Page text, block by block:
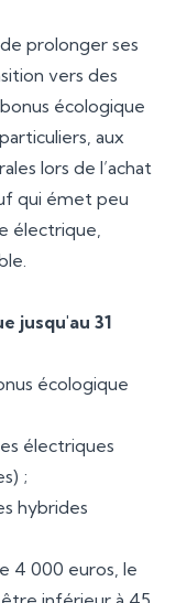
prolonger ses
vers des
écologique
aux
lors de l’achat
qui émet peu
électrique,
jusqu'au 31
écologique
électriques
;
hybrides
4 000 euros, le